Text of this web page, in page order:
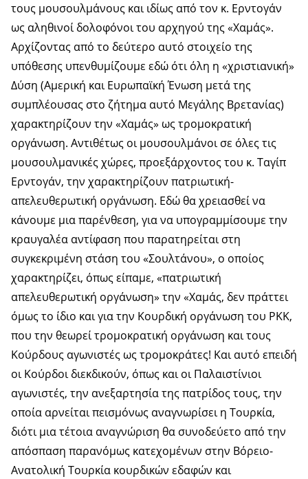
τους μουσουλμάνους και ιδίως από τον κ. Ερντογάν
ως αληθινοί δολοφόνοι του αρχηγού της «Χαμάς».
Αρχίζοντας από το δεύτερο αυτό στοιχείο της
υπόθεσης υπενθυμίζουμε εδώ ότι όλη η «χριστιανική»
Δύση (Αμερική και Ευρωπαϊκή Ένωση μετά της
συμπλέουσας στο ζήτημα αυτό Μεγάλης Βρετανίας)
χαρακτηρίζουν την «Χαμάς» ως τρομοκρατική
οργάνωση. Αντιθέτως οι μουσουλμάνοι σε όλες τις
μουσουλμανικές χώρες, προεξάρχοντος του κ. Ταγίπ
Ερντογάν, την χαρακτηρίζουν πατριωτική-
απελευθερωτική οργάνωση. Εδώ θα χρειασθεί να
κάνουμε μια παρένθεση, για να υπογραμμίσουμε την
κραυγαλέα αντίφαση που παρατηρείται στη
συγκεκριμένη στάση του «Σουλτάνου», ο οποίος
χαρακτηρίζει, όπως είπαμε, «πατριωτική
απελευθερωτική οργάνωση» την «Χαμάς, δεν πράττει
όμως το ίδιο και για την Κουρδική οργάνωση του PKΚ,
που την θεωρεί τρομοκρατική οργάνωση και τους
Κούρδους αγωνιστές ως τρομοκράτες! Και αυτό επειδή
οι Κούρδοι διεκδικούν, όπως και οι Παλαιστίνιοι
αγωνιστές, την ανεξαρτησία της πατρίδος τους, την
οποία αρνείται πεισμόνως αναγνωρίσει η Τουρκία,
διότι μια τέτοια αναγνώριση θα συνοδεύετο από την
απόσπαση παρανόμως κατεχομένων στην Βόρειο-
Ανατολική Τουρκία κουρδικών εδαφών και